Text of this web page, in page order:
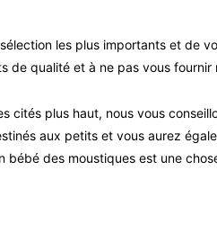
les plus importants et
qualité et à ne pas vous fournir
cités plus haut, nous vous
aux petits et vous aurez
des moustiques est une